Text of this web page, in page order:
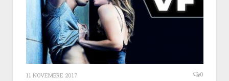
11 NOVEMBRE 2017 0